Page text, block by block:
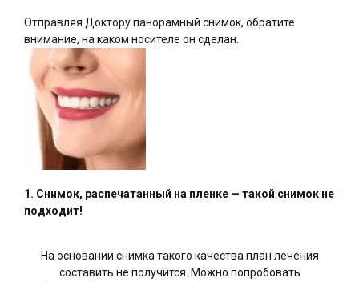
Отправляя Доктору панорамный снимок, обратите
внимание, на каком носителе он сделан.
1. Снимок, распечатанный на пленке — такой снимок не
подходит!
На основании снимка такого качества план лечения
составить не получится. Можно попробовать